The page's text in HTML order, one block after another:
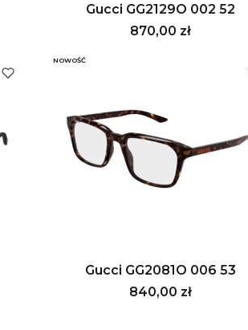
Gucci GG2129O 002 52
Cena
870,00 zł
NOWOŚĆ
Gucci GG2081O 006 53
Cena
840,00 zł